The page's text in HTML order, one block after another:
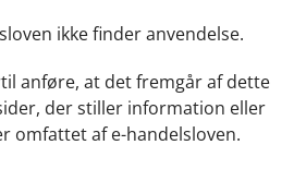
ikke finder anvendelse.
anføre, at det fremgår af dette
der stiller information eller
omfattet af e-handelsloven.